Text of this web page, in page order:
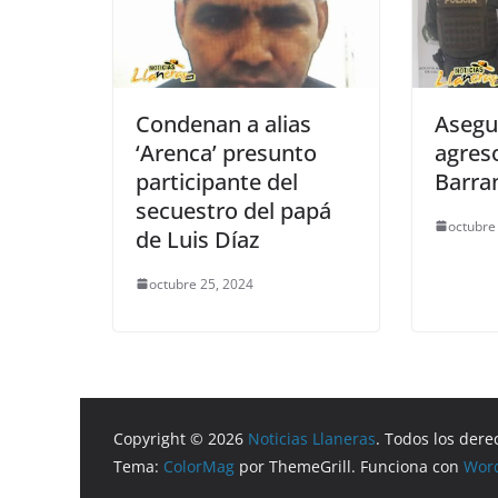
Condenan a alias
‘Arenca’ presunto
participante del
secuestro del papá
de Luis Díaz
octubre 25, 2024
Copyright © 2026 Noticias Llaneras. Todos los
Tema: ColorMag por ThemeGrill. Funciona con